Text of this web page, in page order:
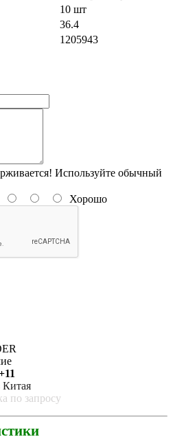
10 шт
36.4
1205943
Используйте обычный
Хорошо
Китая
по запросу